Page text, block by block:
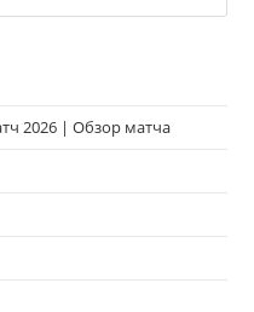
2026 | Обзор матча